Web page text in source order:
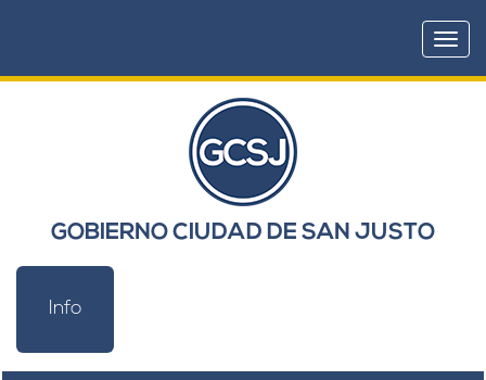
GOBIERNO CIUDAD DE SAN JUSTO
Info